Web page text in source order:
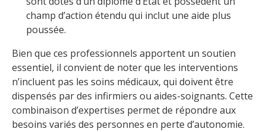
champ d’action étendu qui inclut une aide plus
poussée.
Bien que ces professionnels apportent un soutien
essentiel, il convient de noter que les interventions
n’incluent pas les soins médicaux, qui doivent être
dispensés par des infirmiers ou aides-soignants. Cette
combinaison d’expertises permet de répondre aux
besoins variés des personnes en perte d’autonomie.